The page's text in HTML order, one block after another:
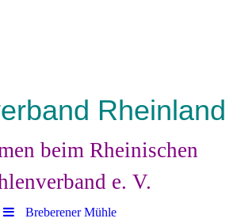
Rheinland
beim Rheinischen
e. V.
Breberener Mühle